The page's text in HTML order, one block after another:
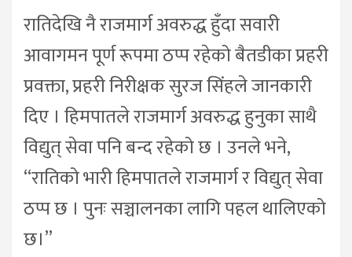
रातिदेखि नै राजमार्ग अवरुद्ध हुँदा सवारी
आवागमन पूर्ण रूपमा ठप्प रहेको बैतडीका प्रहरी
प्रवक्ता, प्रहरी निरीक्षक सुरज सिंहले जानकारी
दिए । हिमपातले राजमार्ग अवरुद्ध हुनुका साथै
विद्युत् सेवा पनि बन्द रहेको छ । उनले भने,
“रातिको भारी हिमपातले राजमार्ग र विद्युत् सेवा
ठप्प छ । पुनः सञ्चालनका लागि पहल थालिएको
छ।”